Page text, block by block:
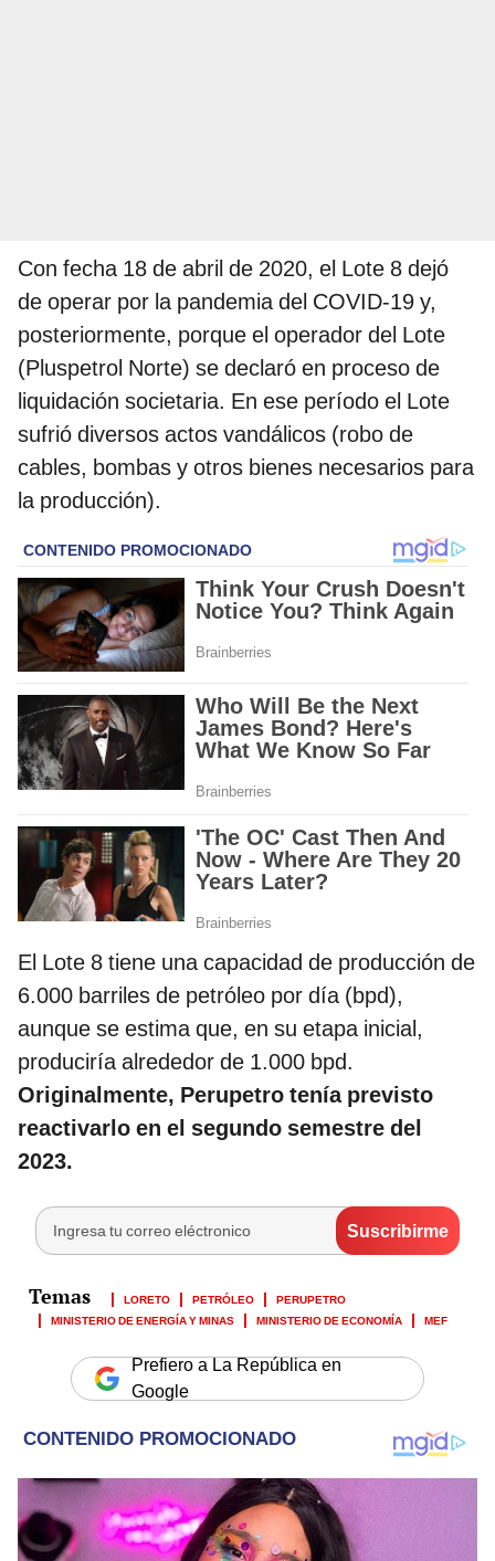
Con fecha 18 de abril de 2020, el Lote 8 dejó
de operar por la pandemia del COVID-19 y,
posteriormente, porque el operador del Lote
(Pluspetrol Norte) se declaró en proceso de
liquidación societaria. En ese período el Lote
sufrió diversos actos vandálicos (robo de
cables, bombas y otros bienes necesarios para
la producción).
El Lote 8 tiene una capacidad de producción de
6.000 barriles de petróleo por día (bpd),
aunque se estima que, en su etapa inicial,
produciría alrededor de 1.000 bpd.
Originalmente, Perupetro tenía previsto
reactivarlo en el segundo semestre del
2023.
LORETO PETRÓLEO
PERUPETRO
MINISTERIO DE ENERGÍA Y MINAS
MINISTERIO DE ECONOMÍA MEF
Prefiero a La República en
Google